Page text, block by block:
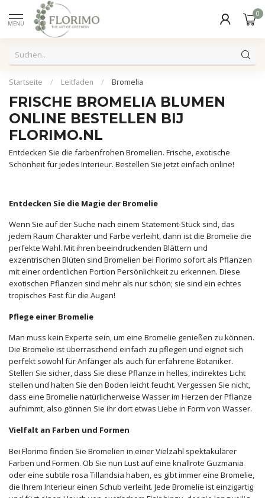
MENU
0
Startseite / Leitfaden / Bromelia
FRISCHE BROMELIA BLUMEN
ONLINE BESTELLEN BIJ
FLORIMO.NL
Entdecken Sie die farbenfrohen Bromelien. Frische, exotische
Schönheit für jedes Interieur. Bestellen Sie jetzt einfach online!
Entdecken Sie die Magie der Bromelie
Wenn Sie auf der Suche nach einem Statement-Stück sind, das
jedem Raum Charakter und Farbe verleiht, dann ist die Bromelie die
perfekte Wahl. Mit ihren beeindruckenden Blättern und
exzentrischen Blüten sind Bromelien bei Florimo sofort als Pflanzen
mit einer ordentlichen Portion Persönlichkeit zu erkennen. Diese
exotischen Pflanzen sind mehr als nur schön; sie sind ein echtes
tropisches Fest für die Augen!
Pflege einer Bromelie
Man muss kein Experte sein, um eine Bromelie genießen zu können.
Die Bromelie ist überraschend einfach zu pflegen und eignet sich
perfekt sowohl für Anfänger als auch für erfahrene Botaniker.
Stellen Sie sicher, dass Sie diese Pflanze in helles, indirektes Licht
stellen und halten Sie den Boden leicht feucht. Vergessen Sie nicht,
dass eine Bromelie natürlicherweise Wasser im Herzen der Pflanze
aufnimmt, also gönnen Sie ihr dort etwas Liebe in Form von Wasser.
Vielfalt an Farben und Formen
Bei Florimo finden Sie Bromelien in einer Vielzahl spektakulärer
Farben und Formen. Ob Sie nun Lust auf eine knallrote Guzmania
oder eine subtile rosa Tillandsia haben, es gibt immer eine Bromelie,
die Ihrem Interieur einen Schub verleiht. Jede Bromelie ist einzigartig